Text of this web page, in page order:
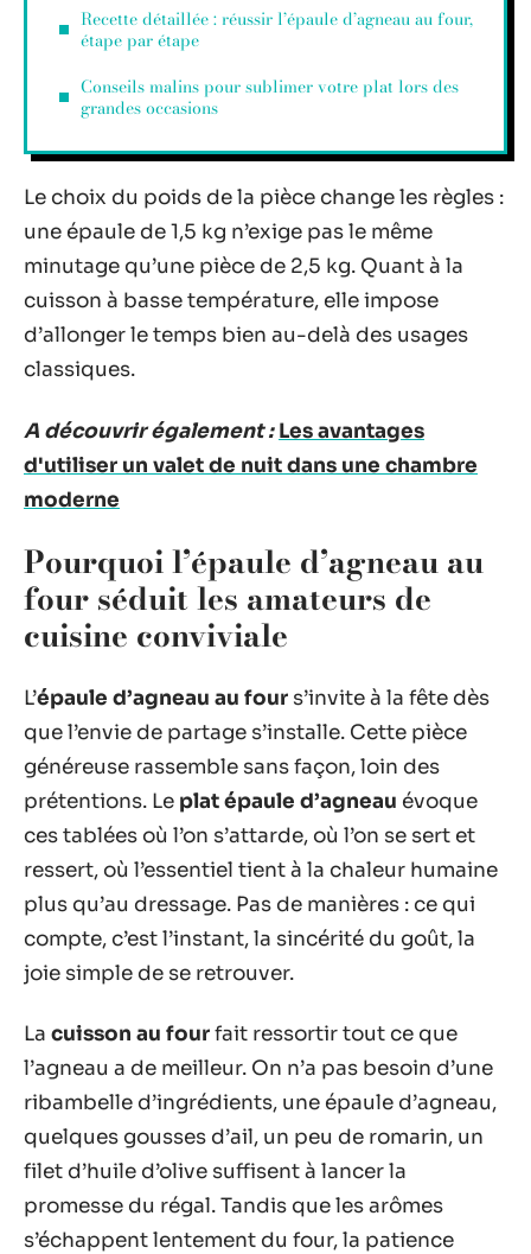
Recette détaillée : réussir l’épaule d’agneau au four,
étape par étape
Conseils malins pour sublimer votre plat lors des
grandes occasions
Le choix du poids de la pièce change les règles :
une épaule de 1,5 kg n’exige pas le même
minutage qu’une pièce de 2,5 kg. Quant à la
cuisson à basse température, elle impose
d’allonger le temps bien au-delà des usages
classiques.
A découvrir également : Les avantages
d'utiliser un valet de nuit dans une chambre
moderne
Pourquoi l’épaule d’agneau au
four séduit les amateurs de
cuisine conviviale
L’épaule d’agneau au four s’invite à la fête dès
que l’envie de partage s’installe. Cette pièce
généreuse rassemble sans façon, loin des
prétentions. Le plat épaule d’agneau évoque
ces tablées où l’on s’attarde, où l’on se sert et
ressert, où l’essentiel tient à la chaleur humaine
plus qu’au dressage. Pas de manières : ce qui
compte, c’est l’instant, la sincérité du goût, la
joie simple de se retrouver.
La cuisson au fourfait ressortir tout ce que
l’agneau a de meilleur. On n’a pas besoin d’une
ribambelle d’ingrédients, une épaule d’agneau,
quelques gousses d’ail, un peu de romarin, un
filet d’huile d’olive suffisent à lancer la
promesse du régal. Tandis que les arômes
s’échappent lentement du four, la patience